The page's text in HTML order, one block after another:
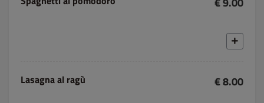
Lasagna al ragù € 8.00